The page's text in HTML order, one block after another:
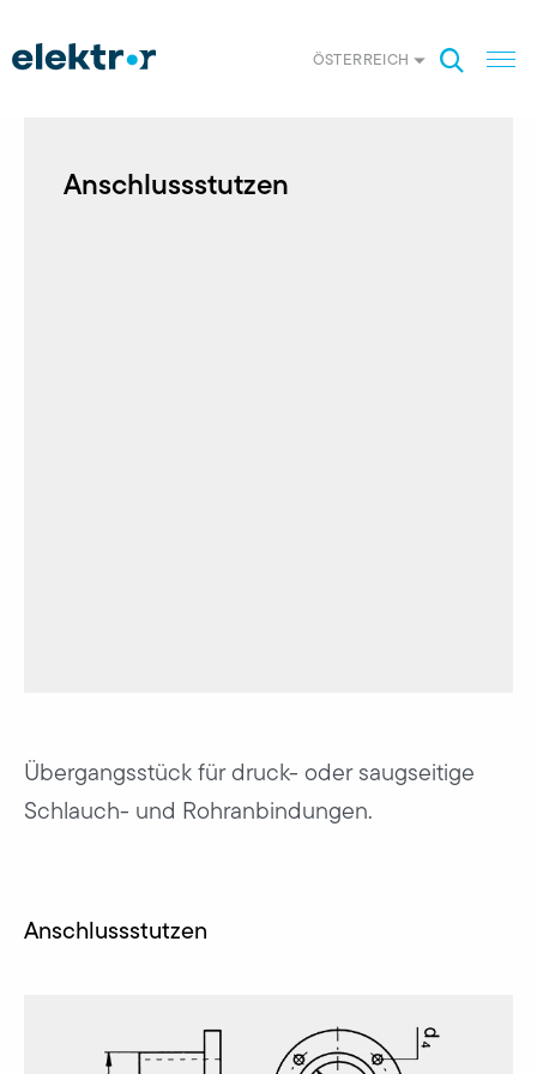
ÖSTERREICH
Anschlussstutzen
Übergangsstück für druck- oder saugseitige
Schlauch- und Rohranbindungen.
Anschlussstutzen